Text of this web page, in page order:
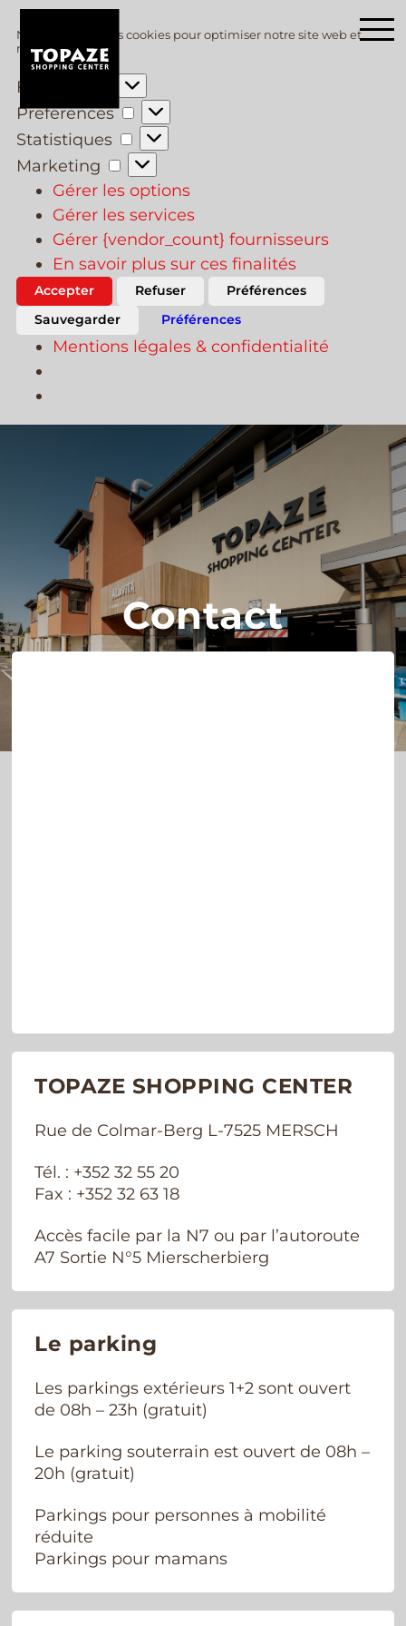
Nous utilisons des cookies pour optimiser notre site web et
notre service.
Fonctionnel
Preferences
Statistiques
Marketing
Gérer les options
Gérer les services
Gérer {vendor_count} fournisseurs
En savoir plus sur ces finalités
Accepter Refuser
Préférences
Sauvegarder
Préférences
Mentions légales & confidentialité
to
Contact
TOPAZE SHOPPING CENTER
Rue de Colmar-Berg L-7525 MERSCH
Tél. : +352 32 55 20
Fax : +352 32 63 18
Accès facile par la N7 ou par l’autoroute
A7 Sortie N°5 Mierscherbierg
Le parking
Les parkings extérieurs 1+2 sont ouvert
de 08h – 23h (gratuit)
Le parking souterrain est ouvert de 08h –
20h (gratuit)
Parkings pour personnes à mobilité
réduite
Parkings pour mamans